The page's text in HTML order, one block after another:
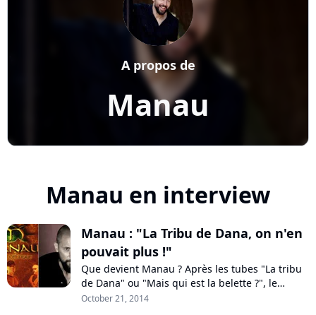
Manau
A propos de
Manau en interview
Manau : "La Tribu de Dana, on n'en
pouvait plus !"
Que devient Manau ? Après les tubes "La tribu
de Dana" ou "Mais qui est la belette ?", le
groupe breton a petit à petit disparu des
October 21, 2014